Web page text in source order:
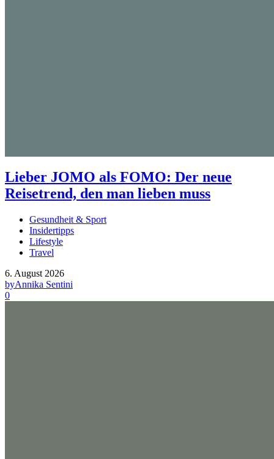
Lieber JOMO als FOMO: Der neue
Reisetrend, den man lieben muss
Gesundheit & Sport
Insidertipps
Lifestyle
Travel
6. August 2026
byAnnika Sentini
0